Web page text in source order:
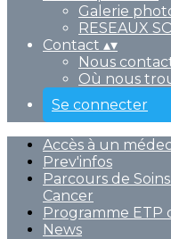
Galerie
RESEAUX
Contact ▴▾
Nous
Où nous
Se connecter
Accès à un
Prev'infos
Parcours de
Cancer
Programme ETP
News